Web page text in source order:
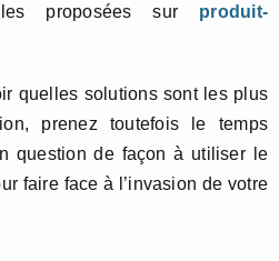
proposées sur produit-
quelles solutions sont les plus
prenez toutefois le temps
question de façon à utiliser le
faire face à l’invasion de votre